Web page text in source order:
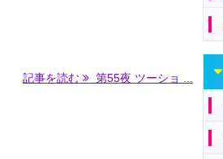
記事を読む 第55夜 ツーショ ...